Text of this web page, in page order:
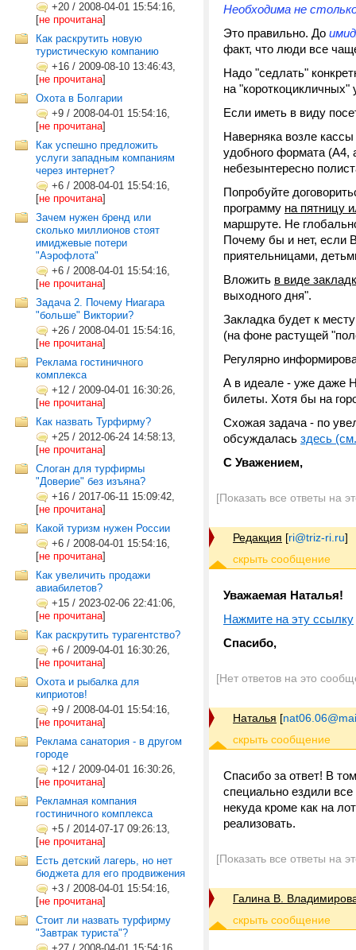
+20 / 2008-04-01 15:54:16,
[не прочитана]
Как раскрутить новую
туристическую компанию
+16 / 2009-08-10 13:46:43,
[не прочитана]
Охота в Болгарии
+9 / 2008-04-01 15:54:16,
[не прочитана]
Как успешно предложить
услуги западным компаниям
через интернет?
+6 / 2008-04-01 15:54:16,
[не прочитана]
Зачем нужен бренд или
сколько миллионов стоят
имиджевые потери
"Аэрофлота"
+6 / 2008-04-01 15:54:16,
[не прочитана]
Задача 2. Почему Ниагара
"больше" Виктории?
+26 / 2008-04-01 15:54:16,
[не прочитана]
Реклама гостиничного
комплекса
+12 / 2009-04-01 16:30:26,
[не прочитана]
Как назвать Турфирму?
+25 / 2012-06-24 14:58:13,
[не прочитана]
Слоган для турфирмы
"Доверие" без изъяна?
+16 / 2017-06-11 15:09:42,
[не прочитана]
Какой туризм нужен России
+6 / 2008-04-01 15:54:16,
[не прочитана]
Как увеличить продажи
авиабилетов?
+15 / 2023-02-06 22:41:06,
[не прочитана]
Как раскрутить турагентство?
+6 / 2009-04-01 16:30:26,
[не прочитана]
Охота и рыбалка для
киприотов!
+9 / 2008-04-01 15:54:16,
[не прочитана]
Реклама санатория - в другом
городе
+12 / 2009-04-01 16:30:26,
[не прочитана]
Рекламная компания
гостиничного комплекса
+5 / 2014-07-17 09:26:13,
[не прочитана]
Есть детский лагерь, но нет
бюджета для его продвижения
+3 / 2008-04-01 15:54:16,
[не прочитана]
Стоит ли назвать турфирму
"Завтрак туриста"?
Необходима не
Это правильно. До
факт, что люди все
Надо "седлать"
на
Если иметь в виду
Наверняка возле
удобного формата (А4,
небезынтересно
Попробуйте
программу на пятницу
маршруте. Не
Почему бы и нет, если
приятельницами,
Вложить в виде
выходного дня".
Закладка будет к
(на фоне растущей
Регулярно
А в идеале - уже даже
билеты. Хотя бы на
Схожая задача - по
обсуждалась здесь
С Уважением,
[Показать все ответы на
Редакция [ri@triz-ri.ru]
Уважаемая Наталья!
Нажмите на эту ссылку
Спасибо,
[Нет ответов на это
Наталья [
Спасибо за ответ! В
специально ездили
некуда кроме как на
реализовать.
[Показать все ответы на
Галина В.